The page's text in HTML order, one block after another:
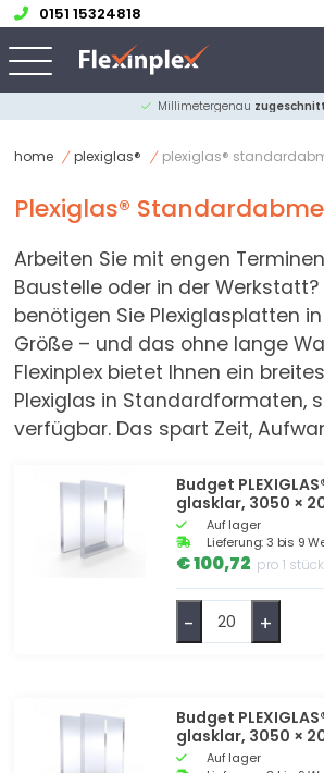
0151 15324818
Beratung durch unsere
home plexiglas® plexiglas®
Sortieren nach
Kategorie
Dicke in mm.
Breite in mm.
Länge in mm.
Farbe
Eigenschaften
Plexiglas®
Arbeiten Sie mit engen
Baustelle oder in der Werkstatt?
benötigen Sie Plexiglasplatten
Größe – und das ohne lange
Flexinplex bietet Ihnen ein
Plexiglas in Standardformaten,
verfügbar. Das spart Zeit,
Budget
glasklar, 3050 ×
Auf lager
Lieferung: 3 bis 9
€ 100,72 pro 1 stück
- +
Budget
glasklar, 3050 ×
Auf lager